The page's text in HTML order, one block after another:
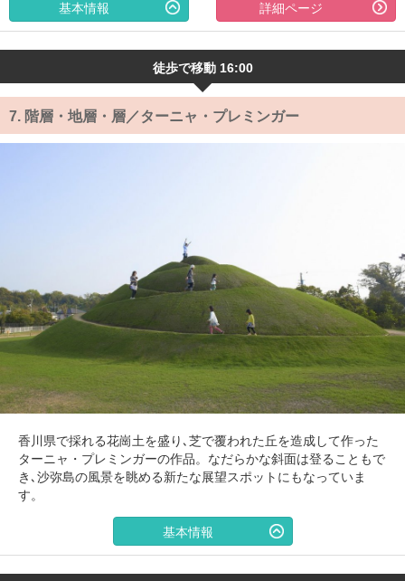
詳細ページ
基本情報
徒歩で移動 16:00
7. 階層・地層・層／ターニャ・プレミンガー
香川県で採れる花崗土を盛り､芝で覆われた丘を造成して作った
ターニャ・プレミンガーの作品。なだらかな斜面は登ることもで
き､沙弥島の風景を眺める新たな展望スポットにもなっていま
す。
基本情報